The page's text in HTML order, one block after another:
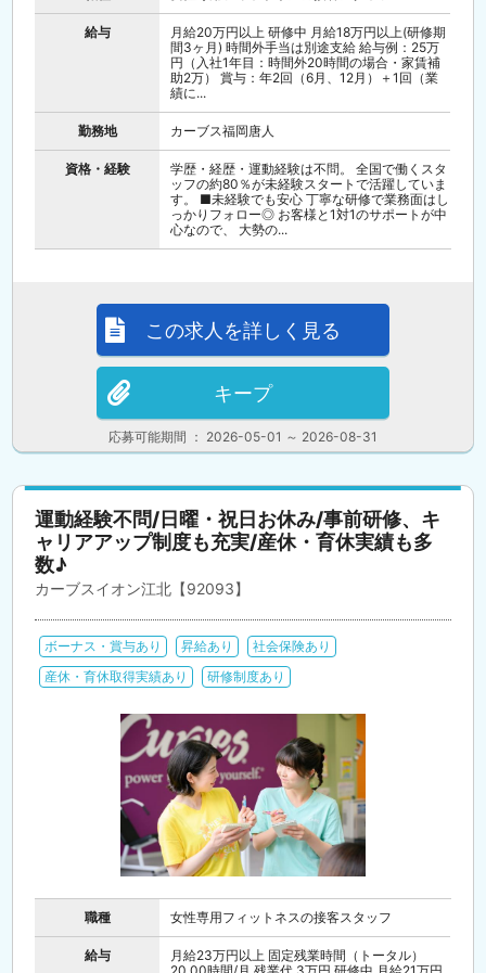
給与
月給20万円以上 研修中 月給18万円以上(研修期
間3ヶ月) 時間外手当は別途支給 給与例：25万
円（入社1年目：時間外20時間の場合・家賃補
助2万） 賞与：年2回（6月、12月）＋1回（業
績に...
勤務地 カーブス福岡唐人
資格・経験
学歴・経歴・運動経験は不問。 全国で働くスタ
ッフの約80％が未経験スタートで活躍していま
す。 ■未経験でも安心 丁寧な研修で業務面はし
っかりフォロー◎ お客様と1対1のサポートが中
心なので、 大勢の...
応募可能期間 ： 2026-05-01 ～ 2026-08-31
この求人を詳しく見る
キープ
運動経験不問/日曜・祝日お休み/事前研修、キ
ャリアアップ制度も充実/産休・育休実績も多
数♪
カーブスイオン江北【92093】
ボーナス・賞与あり 昇給あり
社会保険あり
産休・育休取得実績あり
研修制度あり
職種 女性専用フィットネスの接客スタッフ
給与
月給23万円以上 固定残業時間（トータル）